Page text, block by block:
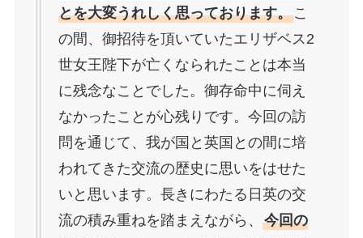
とを大変うれしく思っております。こ
の間、御招待を頂いていたエリザベス2
世女王陛下が亡くなられたことは本当
に残念なことでした。御存命中に伺え
なかったことが心残りです。今回の訪
問を通じて、我が国と英国との間に培
われてきた交流の歴史に思いをはせた
いと思います。長きにわたる日英の交
流の積み重ねを踏まえながら、 今回の